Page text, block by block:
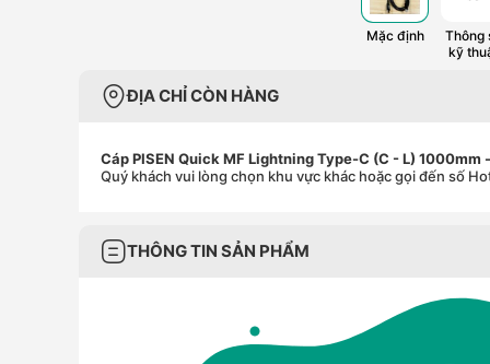
Mặc định
Thông
kỹ
ĐỊA CHỈ CÒN HÀNG
Cáp PISEN Quick MF Lightning Type-C (C - L) 1000mm
Quý khách vui lòng chọn khu vực khác hoặc gọi đến số
THÔNG TIN SẢN PHẨM